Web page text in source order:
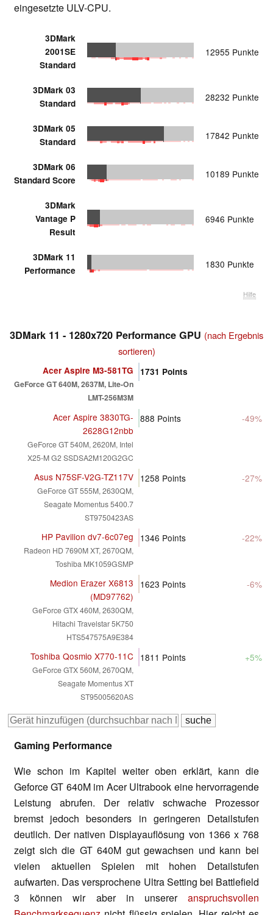
eingesetzte ULV-CPU.
3DMark
2001SE
Standard
12955 Punkte
3DMark 03
Standard
28232 Punkte
3DMark 05
Standard
17842 Punkte
3DMark 06
Standard Score
10189 Punkte
3DMark
Vantage P
Result
6946 Punkte
3DMark 11
Performance
1830 Punkte
Hilfe
3DMark 11 - 1280x720 Performance GPU (nach Ergebnis
sortieren)
Acer Aspire M3-581TG
GeForce GT 640M, 2637M, Lite-On
LMT-256M3M
1731 Points
Acer Aspire 3830TG-
2628G12nbb
GeForce GT 540M, 2620M, Intel
X25-M G2 SSDSA2M120G2GC
888 Points -49%
Asus N75SF-V2G-TZ117V
GeForce GT 555M, 2630QM,
Seagate Momentus 5400.7
ST9750423AS
1258 Points -27%
HP Pavilion dv7-6c07eg
Radeon HD 7690M XT, 2670QM,
Toshiba MK1059GSMP
1346 Points -22%
Medion Erazer X6813
(MD97762)
GeForce GTX 460M, 2630QM,
Hitachi Travelstar 5K750
HTS547575A9E384
1623 Points -6%
Toshiba Qosmio X770-11C
GeForce GTX 560M, 2670QM,
Seagate Momentus XT
ST95005620AS
1811 Points +5%
Gaming Performance
Wie schon im Kapitel weiter oben erklärt, kann die
Geforce GT 640M im Acer Ultrabook eine hervorragende
Leistung abrufen. Der relativ schwache Prozessor
bremst jedoch besonders in geringeren Detailstufen
deutlich. Der nativen Displayauflösung von 1366 x 768
zeigt sich die GT 640M gut gewachsen und kann bei
vielen aktuellen Spielen mit hohen Detailstufen
aufwarten. Das versprochene Ultra Setting bei Battlefield
3 können wir aber in unserer anspruchsvollen